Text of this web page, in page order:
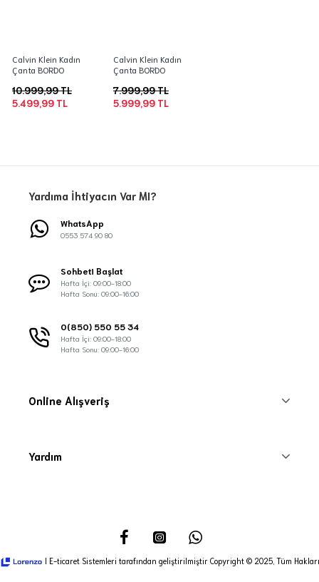
Calvin Klein Kadın
Çanta BORDO
5.499,99 TL
10.999,99 TL
Calvin Klein Kadın
Çanta BORDO
5.999,99 TL
7.999,99 TL
Yardıma İhtiyacın Var MI?
WhatsApp
0553 574 90 80
Sohbeti Başlat
Hafta İçi: 09:00-18:00
Hafta Sonu: 09:00-16:00
0(850) 550 55 34
Hafta İçi: 09:00-18:00
Hafta Sonu: 09:00-16:00
Online Alışveriş
Yardım
I E-ticaret Sistemleri tarafından geliştirilmiştir Copyright © 2025, Tüm Hakları